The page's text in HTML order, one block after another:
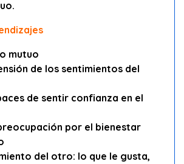
mutuo
de los sentimientos del
de sentir confianza en el
por el bienestar
del otro: lo que le gusta,